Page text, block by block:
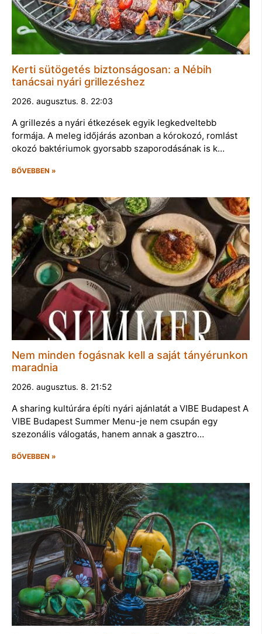
Kerti sütögetés biztonságosan: a Nébih
tanácsai nyári grillezéshez
2026. augusztus. 8. 22:03
A grillezés a nyári étkezések egyik legkedveltebb
formája. A meleg időjárás azonban a kórokozó, romlást
okozó baktériumok gyorsabb szaporodásának is k…
BŐVEBBEN »
Nem minden fogásnak kell a saját tányérunkon
maradnia
2026. augusztus. 8. 21:52
A sharing kultúrára építi nyári ajánlatát a VIBE Budapest A
VIBE Budapest Summer Menu-je nem csupán egy
szezonális válogatás, hanem annak a gasztro…
BŐVEBBEN »